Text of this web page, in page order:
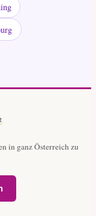
in ganz Österreich zu